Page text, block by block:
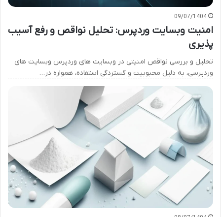
09/07/1404
امنیت وبسایت وردپرس: تحلیل نواقص و رفع آسیب
پذیری
تحلیل و بررسی نواقص امنیتی در وبسایت های وردپرس وبسایت های
وردپرسی، به دلیل محبوبیت و گستردگی استفاده، همواره در…